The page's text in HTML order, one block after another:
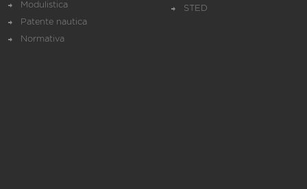
Modulistica
Patente nautica
Normativa
STED